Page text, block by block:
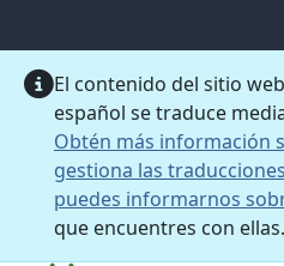
El contenido del sitio
español se traduce
Obtén más información
gestiona las
puedes informarnos
que encuentres con ellas.